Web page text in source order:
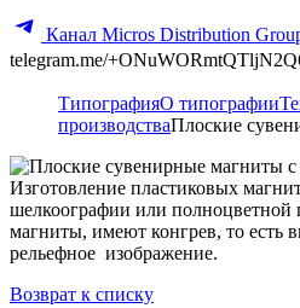
Канал Micros Distribution
telegram.me/
ТипографияО типографии
производстваПлоские
Изготовление пластиковых
шелкоографии или полноцветной
магниты, имеют конгрев, то есть
рельефное изображение.
Возврат к списку